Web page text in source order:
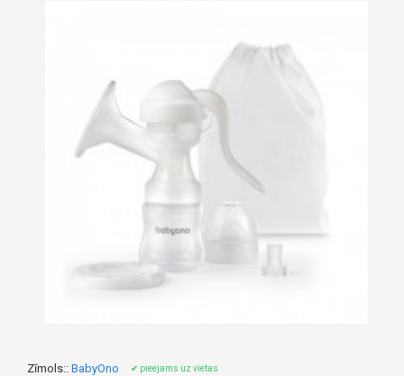
Zīmols:: BabyOno ✔ pieejams uz vietas